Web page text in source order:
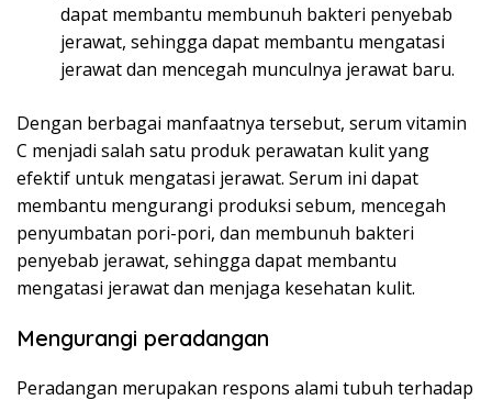
dapat membantu membunuh bakteri penyebab
jerawat, sehingga dapat membantu mengatasi
jerawat dan mencegah munculnya jerawat baru.
Dengan berbagai manfaatnya tersebut, serum vitamin
C menjadi salah satu produk perawatan kulit yang
efektif untuk mengatasi jerawat. Serum ini dapat
membantu mengurangi produksi sebum, mencegah
penyumbatan pori-pori, dan membunuh bakteri
penyebab jerawat, sehingga dapat membantu
mengatasi jerawat dan menjaga kesehatan kulit.
Mengurangi peradangan
Peradangan merupakan respons alami tubuh terhadap